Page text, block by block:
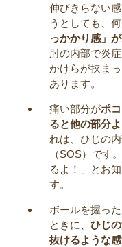
伸びきらない
うとしても、
っかかり感」
肘の内部で炎
かけらが挟ま
あります。
痛い部分がポ
ると他の部分
れは、ひじの
（SOS）です
るよ！」とお
す。
ボールを握っ
ときに、 ひじ
抜けるような